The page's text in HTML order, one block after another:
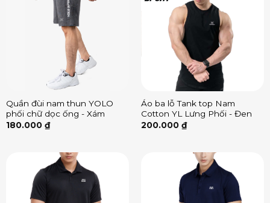
Quần đùi nam thun YOLO
phối chữ dọc ống - Xám
180.000 ₫
Áo ba lỗ Tank top Nam
Cotton YL Lưng Phối - Đen
200.000 ₫